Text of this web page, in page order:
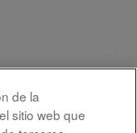
de la
sitio web que